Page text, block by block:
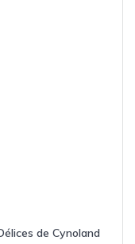
de Cynoland